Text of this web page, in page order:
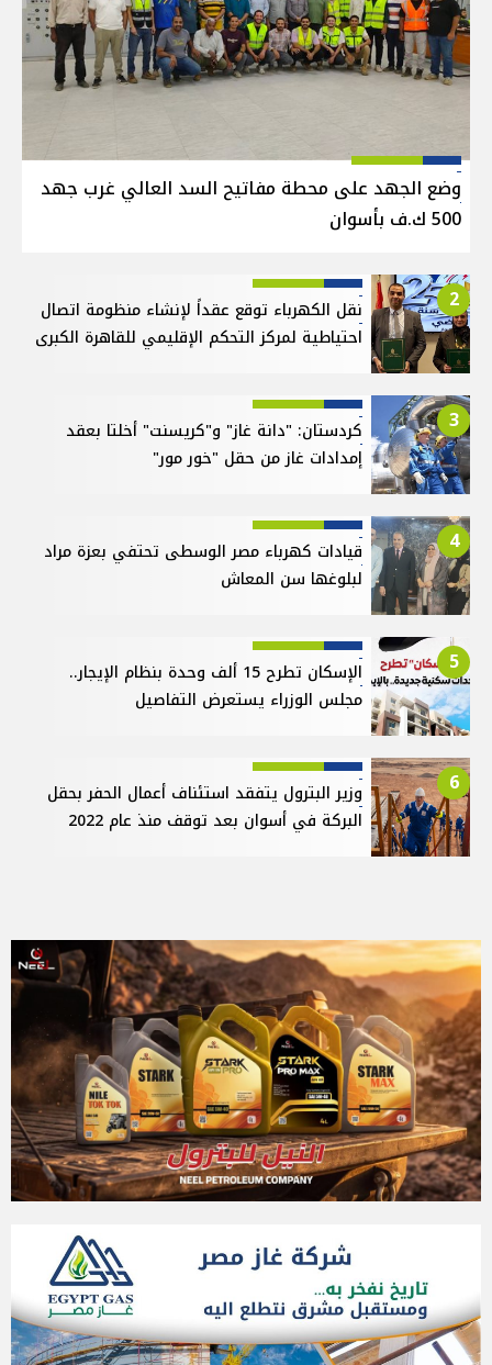
وضع الجهد على محطة مفاتيح السد العالي غرب جهد
500 ك.ف بأسوان
2
نقل الكهرباء توقع عقداً لإنشاء منظومة اتصال
احتياطية لمركز التحكم الإقليمي للقاهرة الكبرى
3
كردستان: "دانة غاز" و"كريسنت" أخلتا بعقد
إمدادات غاز من حقل "خور مور"
4
قيادات كهرباء مصر الوسطى تحتفي بعزة مراد
لبلوغها سن المعاش
5
الإسكان تطرح 15 ألف وحدة بنظام الإيجار..
مجلس الوزراء يستعرض التفاصيل
6
وزير البترول يتفقد استئناف أعمال الحفر بحقل
البركة في أسوان بعد توقف منذ عام 2022